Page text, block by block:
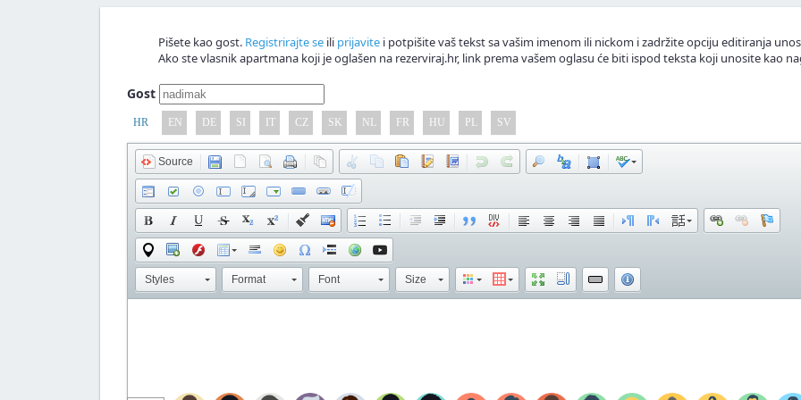
Pišete kao gost. Registrirajte se ili prijavite i potpišite vaš tekst sa vašim imenom ili nickom i zadržite opciju editiranja
Ako ste vlasnik apartmana koji je oglašen na rezerviraj.hr, link prema vašem oglasu će biti ispod teksta koji unosite kao
Gost
HR EN DE SI IT CZ SK NL FR HU PL SV
Source
Styles Format Font Size